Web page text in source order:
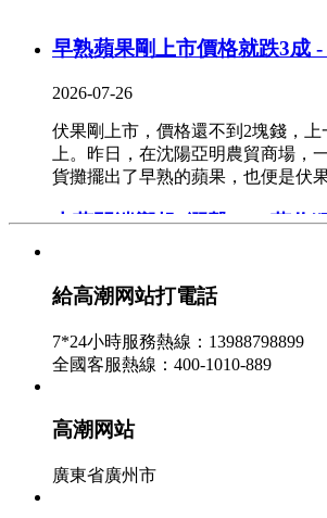
早熟蘋果剛上市價格就跌3成
2026-07-26
伏果剛上市，價格還不到2塊錢，上
上。昨日，在沈陽亞明農貿商場，
貨攤擺出了早熟的蘋果，也便是伏
大蒜開端響起“漲聲” “蒜你
最近，不少市民發現大蒜越來越貴
下遼甯鞍山商場大蒜的價格比一個
高潮网站資訊
2026-07-24
給高潮网站打電話
7*24小時服務熱線：13988798899
全國客服熱線：400-1010-889
高潮网站
廣東省廣州市